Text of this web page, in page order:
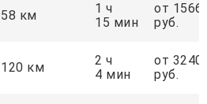
58 км
1 ч
15 мин
от 1566
руб.
120 км
2 ч
4 мин
от 3240
руб.